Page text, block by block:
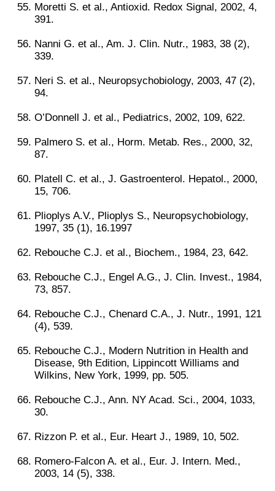
Moretti S. et al., Antioxid. Redox Signal, 2002, 4,
391.
Nanni G. et al., Am. J. Clin. Nutr., 1983, 38 (2),
339.
Neri S. et al., Neuropsychobiology, 2003, 47 (2),
94.
O’Donnell J. et al., Pediatrics, 2002, 109, 622.
Palmero S. et al., Horm. Metab. Res., 2000, 32,
87.
Platell C. et al., J. Gastroenterol. Hepatol., 2000,
15, 706.
Plioplys A.V., Plioplys S., Neuropsychobiology,
1997, 35 (1), 16.1997
Rebouche C.J. et al., Biochem., 1984, 23, 642.
Rebouche C.J., Engel A.G., J. Clin. Invest., 1984,
73, 857.
Rebouche C.J., Chenard C.A., J. Nutr., 1991, 121
(4), 539.
Rebouche C.J., Modern Nutrition in Health and
Disease, 9th Edition, Lippincott Williams and
Wilkins, New York, 1999, pp. 505.
Rebouche C.J., Ann. NY Acad. Sci., 2004, 1033,
30.
Rizzon P. et al., Eur. Heart J., 1989, 10, 502.
Romero-Falcon A. et al., Eur. J. Intern. Med.,
2003, 14 (5), 338.